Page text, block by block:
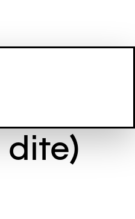
dite)